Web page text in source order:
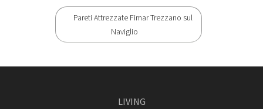
Pareti Attrezzate Fimar Trezzano sul
Naviglio
LIVING